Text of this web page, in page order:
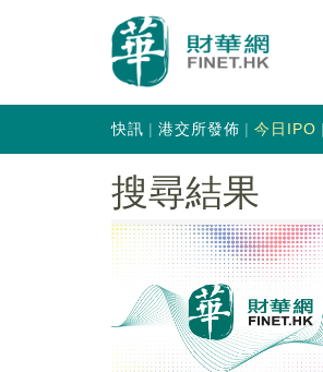
快訊 港交所發佈 今日IPO
搜尋結果